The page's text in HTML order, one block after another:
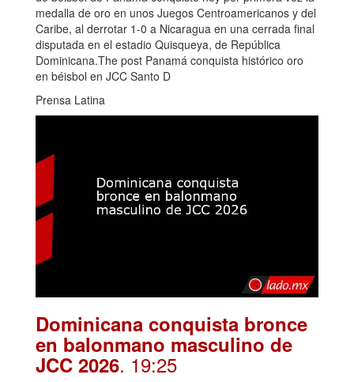
medalla de oro en unos Juegos Centroamericanos y del
Caribe, al derrotar 1-0 a Nicaragua en una cerrada final
disputada en el estadio Quisqueya, de República
Dominicana.The post Panamá conquista histórico oro
en béisbol en JCC Santo D
Prensa Latina
Dominicana conquista bronce
en balonmano masculino de
JCC 2026. 19:25